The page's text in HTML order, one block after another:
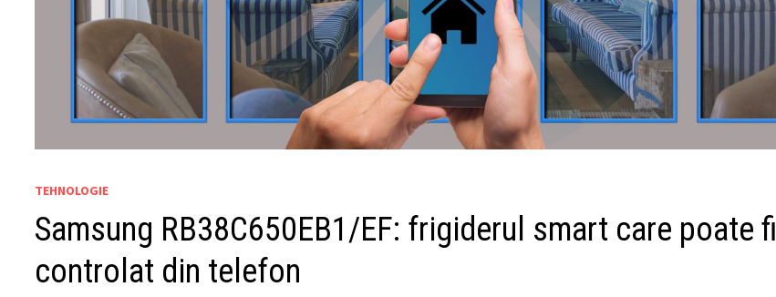
TEHNOLOGIE
Samsung RB38C650EB1/EF: frigiderul smart care poate fi
controlat din telefon